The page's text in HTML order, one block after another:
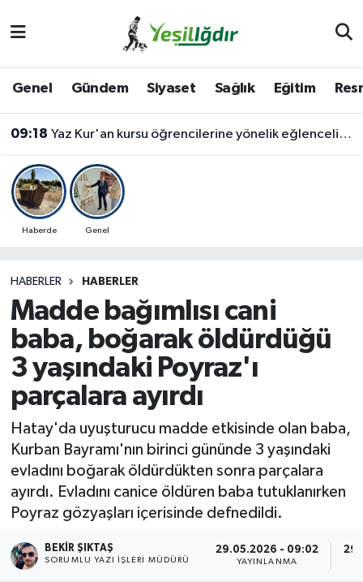
Genel Gündem Siyaset Sağlık Eğitim
09:18 Yaz Kur'an kursu öğrencilerine yönelik eğlenceli ve eğitici etkinlik
Haberde Genel
HABERLER HABERLER
Madde bağımlısı cani
baba, boğarak öldürdüğü
3 yaşındaki Poyraz'ı
parçalara ayırdı
Hatay'da uyuşturucu madde etkisinde olan baba,
Kurban Bayramı'nın birinci gününde 3 yaşındaki
evladını boğarak öldürdükten sonra parçalara
ayırdı. Evladını canice öldüren baba tutuklanırken
Poyraz gözyaşları içerisinde defnedildi.
BEKIR ŞIKTAŞ
SORUMLU YAZI İŞLERI MÜDÜRÜ
29.05.2026 - 09:02
YAYINLANMA
İğdir Namaz Vakitleri
Iğdır Trafik Yoğunluk Haritası
Süper Lig Puan Durumu ve Fikstür
Son Dakika Haberleri
Haber Arşivi